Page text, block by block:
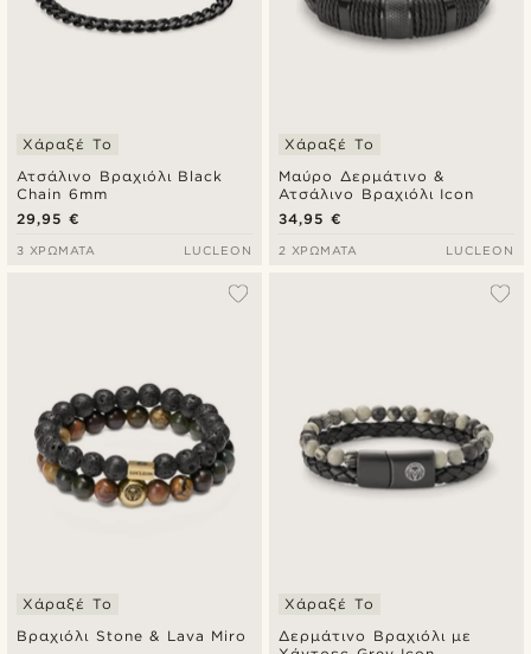
Ατσάλινο Βραχιόλι Black
Chain 6mm
Χάραξέ Το
29,95 €
3 ΧΡΏΜΑΤΑ LUCLEON
Μαύρο Δερμάτινο &
Ατσάλινο Βραχιόλι Icon
Χάραξέ Το
34,95 €
2 ΧΡΏΜΑΤΑ LUCLEON
Βραχιόλι Stone & Lava Miro
Χάραξέ Το
Δερμάτινο Βραχιόλι με
Χάραξέ Το